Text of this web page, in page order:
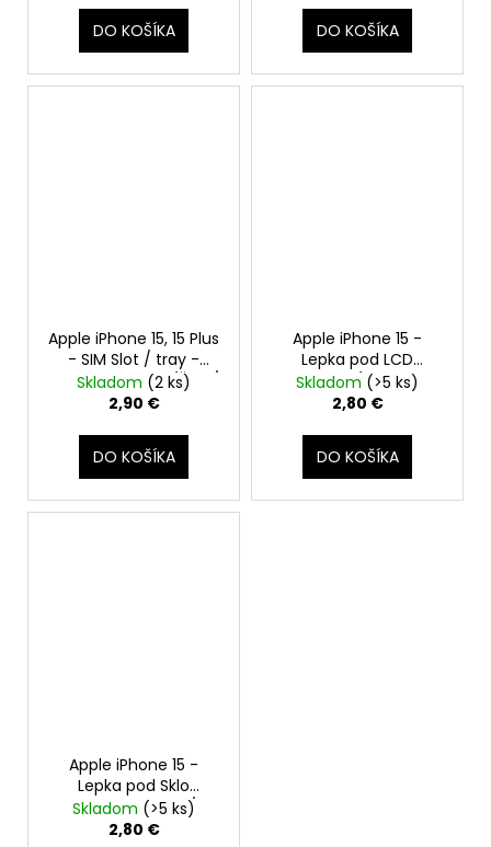
DO KOŠÍKA DO KOŠÍKA
Apple iPhone 15, 15 Plus
- SIM Slot / tray -
Držiak SIM karty (Žltá /
Yellow)
Skladom (2 ks)
2,90 €
DO KOŠÍKA
Apple iPhone 15 -
Lepka pod LCD
Adhesive (tesnenie,
lepiaca páska)
Skladom (>5 ks)
2,80 €
DO KOŠÍKA
Apple iPhone 15 -
Lepka pod Sklo
Zadného Krytu /
Housingu (Adhesive,
Skladom (>5 ks)
2,80 €